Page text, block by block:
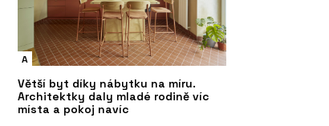
A
Větší byt díky nábytku na míru.
Architektky daly mladé rodině víc
místa a pokoj navíc